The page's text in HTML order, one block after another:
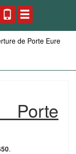
de Porte Eure
Porte
.